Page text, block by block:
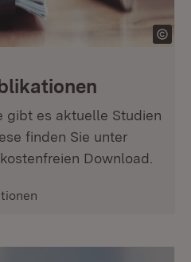
gibt es aktuelle Studien
finden Sie unter
Download.